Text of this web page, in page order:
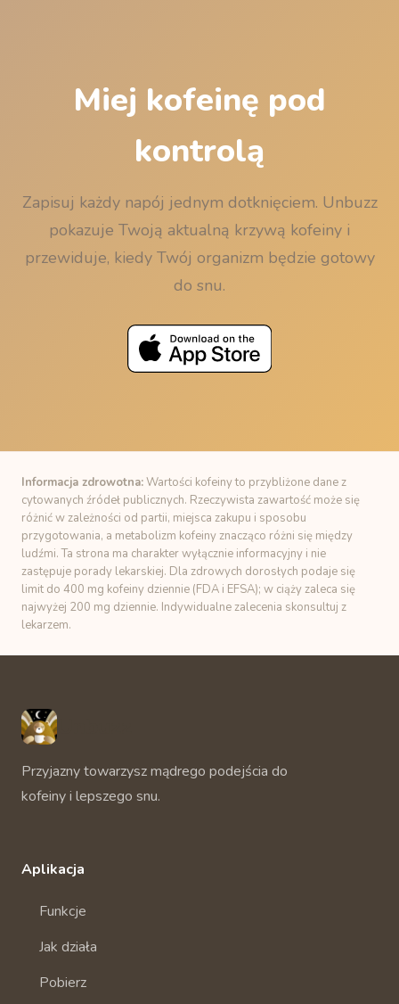
Miej kofeinę pod
kontrolą
Zapisuj każdy napój jednym dotknięciem. Unbuzz
pokazuje Twoją aktualną krzywą kofeiny i
przewiduje, kiedy Twój organizm będzie gotowy
do snu.
Informacja zdrowotna:Wartości kofeiny to przybliżone dane z
cytowanych źródeł publicznych. Rzeczywista zawartość może się
różnić w zależności od partii, miejsca zakupu i sposobu
przygotowania, a metabolizm kofeiny znacząco różni się między
ludźmi. Ta strona ma charakter wyłącznie informacyjny i nie
zastępuje porady lekarskiej. Dla zdrowych dorosłych podaje się
limit do 400 mg kofeiny dziennie (FDA i EFSA); w ciąży zaleca się
najwyżej 200 mg dziennie. Indywidualne zalecenia skonsultuj z
lekarzem.
Przyjazny towarzysz mądrego podejścia do
kofeiny i lepszego snu.
Aplikacja
Funkcje
Jak działa
Pobierz